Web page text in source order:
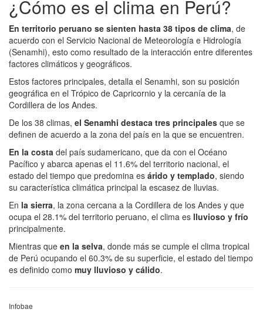
¿Cómo es el clima en Perú?
En territorio peruano se sienten hasta 38 tipos de clima, de
acuerdo con el Servicio Nacional de Meteorología e Hidrología
(Senamhi), esto como resultado de la interacción entre diferentes
factores climáticos y geográficos.
Estos factores principales, detalla el Senamhi, son su posición
geográfica en el Trópico de Capricornio y la cercanía de la
Cordillera de los Andes.
De los 38 climas, el Senamhi destaca tres principales que se
definen de acuerdo a la zona del país en la que se encuentren.
En la costa del país sudamericano, que da con el Océano
Pacífico y abarca apenas el 11.6% del territorio nacional, el
estado del tiempo que predomina es árido y templado, siendo
su característica climática principal la escasez de lluvias.
En la sierra, la zona cercana a la Cordillera de los Andes y que
ocupa el 28.1% del territorio peruano, el clima es lluvioso y frío
principalmente.
Mientras que en la selva, donde más se cumple el clima tropical
de Perú ocupando el 60.3% de su superficie, el estado del tiempo
es definido como muy lluvioso y cálido.
Infobae